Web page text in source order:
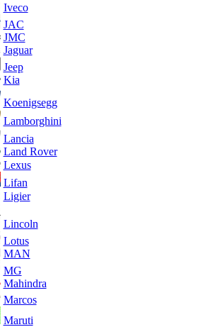
Iveco
JAC
JMC
Jaguar
Jeep
Kia
Koenigsegg
Lamborghini
Lancia
Land Rover
Lexus
Lifan
Ligier
Lincoln
Lotus
MAN
MG
Mahindra
Marcos
Maruti